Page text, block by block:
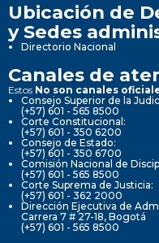
Ubicación de
y Sedes
Directorio Nacional
Canales de
Estos No son canales
Consejo Superior de la
(+57) 601 - 565 8500
Corte Constitucional:
(+57) 601 - 350 6200
Consejo de Estado:
(+57) 601 - 350 6700
Comisión Nacional de
(+57) 601 - 565 8500
Corte Suprema de Justicia:
(+57) 601 - 362 2000
Dirección Ejecutiva de
Carrera 7 # 27-18, Bogotá
(+57) 601 - 565 8500